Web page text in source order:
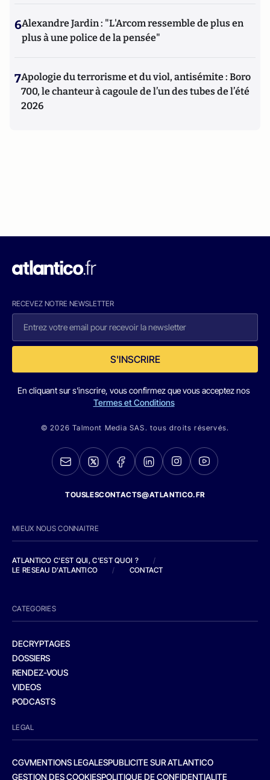
6Alexandre Jardin : "L'Arcom ressemble de plus en
plus à une police de la pensée"
7Apologie du terrorisme et du viol, antisémite : Boro
700, le chanteur à cagoule de l’un des tubes de l’été
2026
RECEVEZ NOTRE NEWSLETTER
S'INSCRIRE
En cliquant sur s'inscrire, vous confirmez que vous acceptez nos
Termes et Conditions
© 2026 Talmont Media SAS. tous droits réservés.
TOUSLESCONTACTS@ATLANTICO.FR
MIEUX NOUS CONNAITRE
ATLANTICO C'EST QUI, C'EST QUOI ?
/
LE RESEAU D'ATLANTICO
/ CONTACT
CATEGORIES
DECRYPTAGES
DOSSIERS
RENDEZ-VOUS
VIDEOS
PODCASTS
LEGAL
CGVMENTIONS LEGALESPUBLICITE SUR ATLANTICO
GESTION DES COOKIESPOLITIQUE DE CONFIDENTIALITE